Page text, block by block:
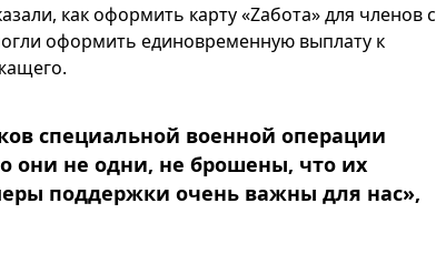
как оформить карту «Zабота» для членов
оформить единовременную выплату к
специальной военной операции
они не одни, не брошены, что их
поддержки очень важны для нас»,